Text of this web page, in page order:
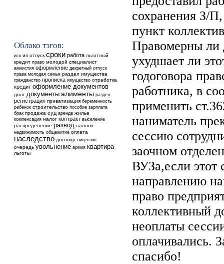
Облако тэгов:
иск ип отпуск сроки работа льготный
кредит право молодой специалист
амнистия оформление декретный отпуск
права молодая семья раздел имущества
гражданство прописка имущество отработка
кредит оформление документов
долг документы алименты раздел
регистрация приватизация беременность
ребенок строительство пособие зарплата
брак продажа суд аренда жилье
компенсация налог контракт выселение
распределение развод налоги
недвижимость общежитие оплата
наследство договор лицензия
очередь увольнение армия квартира
льготы
сохранения З/
пункт
Правомерны ли
ухудшает ли
годоговора
работника, в
применить
наниматель
сессию
заочном
ВУЗа,если этот
направлению
право
коллективный
неоплаты
оплачивались.
спасибо!